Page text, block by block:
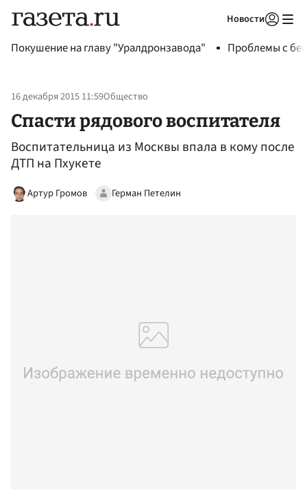
Новости
Покушение на главу "Уралдронзавода" Проблемы с
16 декабря 2015 11:59Общество
Спасти рядового воспитателя
Воспитательница из Москвы впала в кому после
ДТП на Пхукете
Артур Громов Герман Петелин